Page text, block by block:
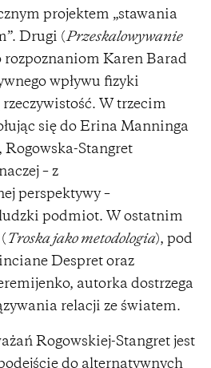
projektem „stawania
Drugi (Przeskalowywanie
rozpoznaniom Karen Barad
wpływu fizyki
W trzecim
się do Erina Manninga
Stangret
– z
perspektywy –
podmiot. W ostatnim
Troska jako metodologia), pod
Despret oraz
autorka dostrzega
relacji ze światem.
Rogowskiej-Stangret jest
do alternatywnych